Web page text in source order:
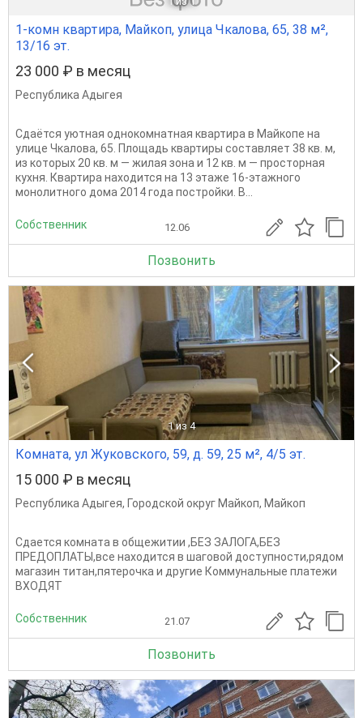
1-комн квартира, Майкоп, улица Чкалова, 65, 38 м²,
13/16 эт.
23 000 ₽ в месяц
Республика Адыгея
Сдаётся уютная однокомнатная квартира в Майкопе на
улице Чкалова, 65. Площадь квартиры составляет 38 кв. м,
из которых 20 кв. м — жилая зона и 12 кв. м — просторная
кухня. Квартира находится на 13 этаже 16-этажного
монолитного дома 2014 года постройки. В...
Собственник 12.06
Позвонить
1 из 4
Комната, ул Жуковского, 59, д. 59, 25 м², 4/5 эт.
15 000 ₽ в месяц
Республика Адыгея, Городской округ Майкоп, Майкоп
Сдается комната в общежитии ,БЕЗ ЗАЛОГА,БЕЗ
ПРЕДОПЛАТЫ,все находится в шаговой доступности,рядом
магазин титан,пятерочка и другие Коммунальные платежи
ВХОДЯТ
Собственник 21.07
Позвонить